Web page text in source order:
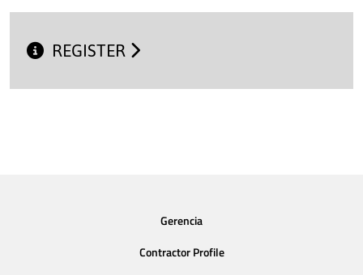
REGISTER
Gerencia
Contractor Profile